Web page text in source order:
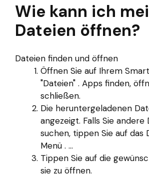
Wie kann ich
Dateien öffnen?
Dateien finden und öffnen
Öffnen Sie auf Ihrem
"Dateien" . Apps finden,
schließen.
Die heruntergeladenen
angezeigt. Falls Sie andere
suchen, tippen Sie auf das
Menü . ...
Tippen Sie auf die
sie zu öffnen.